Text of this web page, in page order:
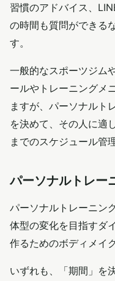
習慣のアドバイス、
の時間も質問ができる
す。
一般的なスポーツジム
ールやトレーニングメ
ますが、パーソナルト
を決めて、その人に適
までのスケジュール管
パーソナルトレー
パーソナルトレーニン
体型の変化を目指すダ
作るためのボディメイ
いずれも、「期間」を